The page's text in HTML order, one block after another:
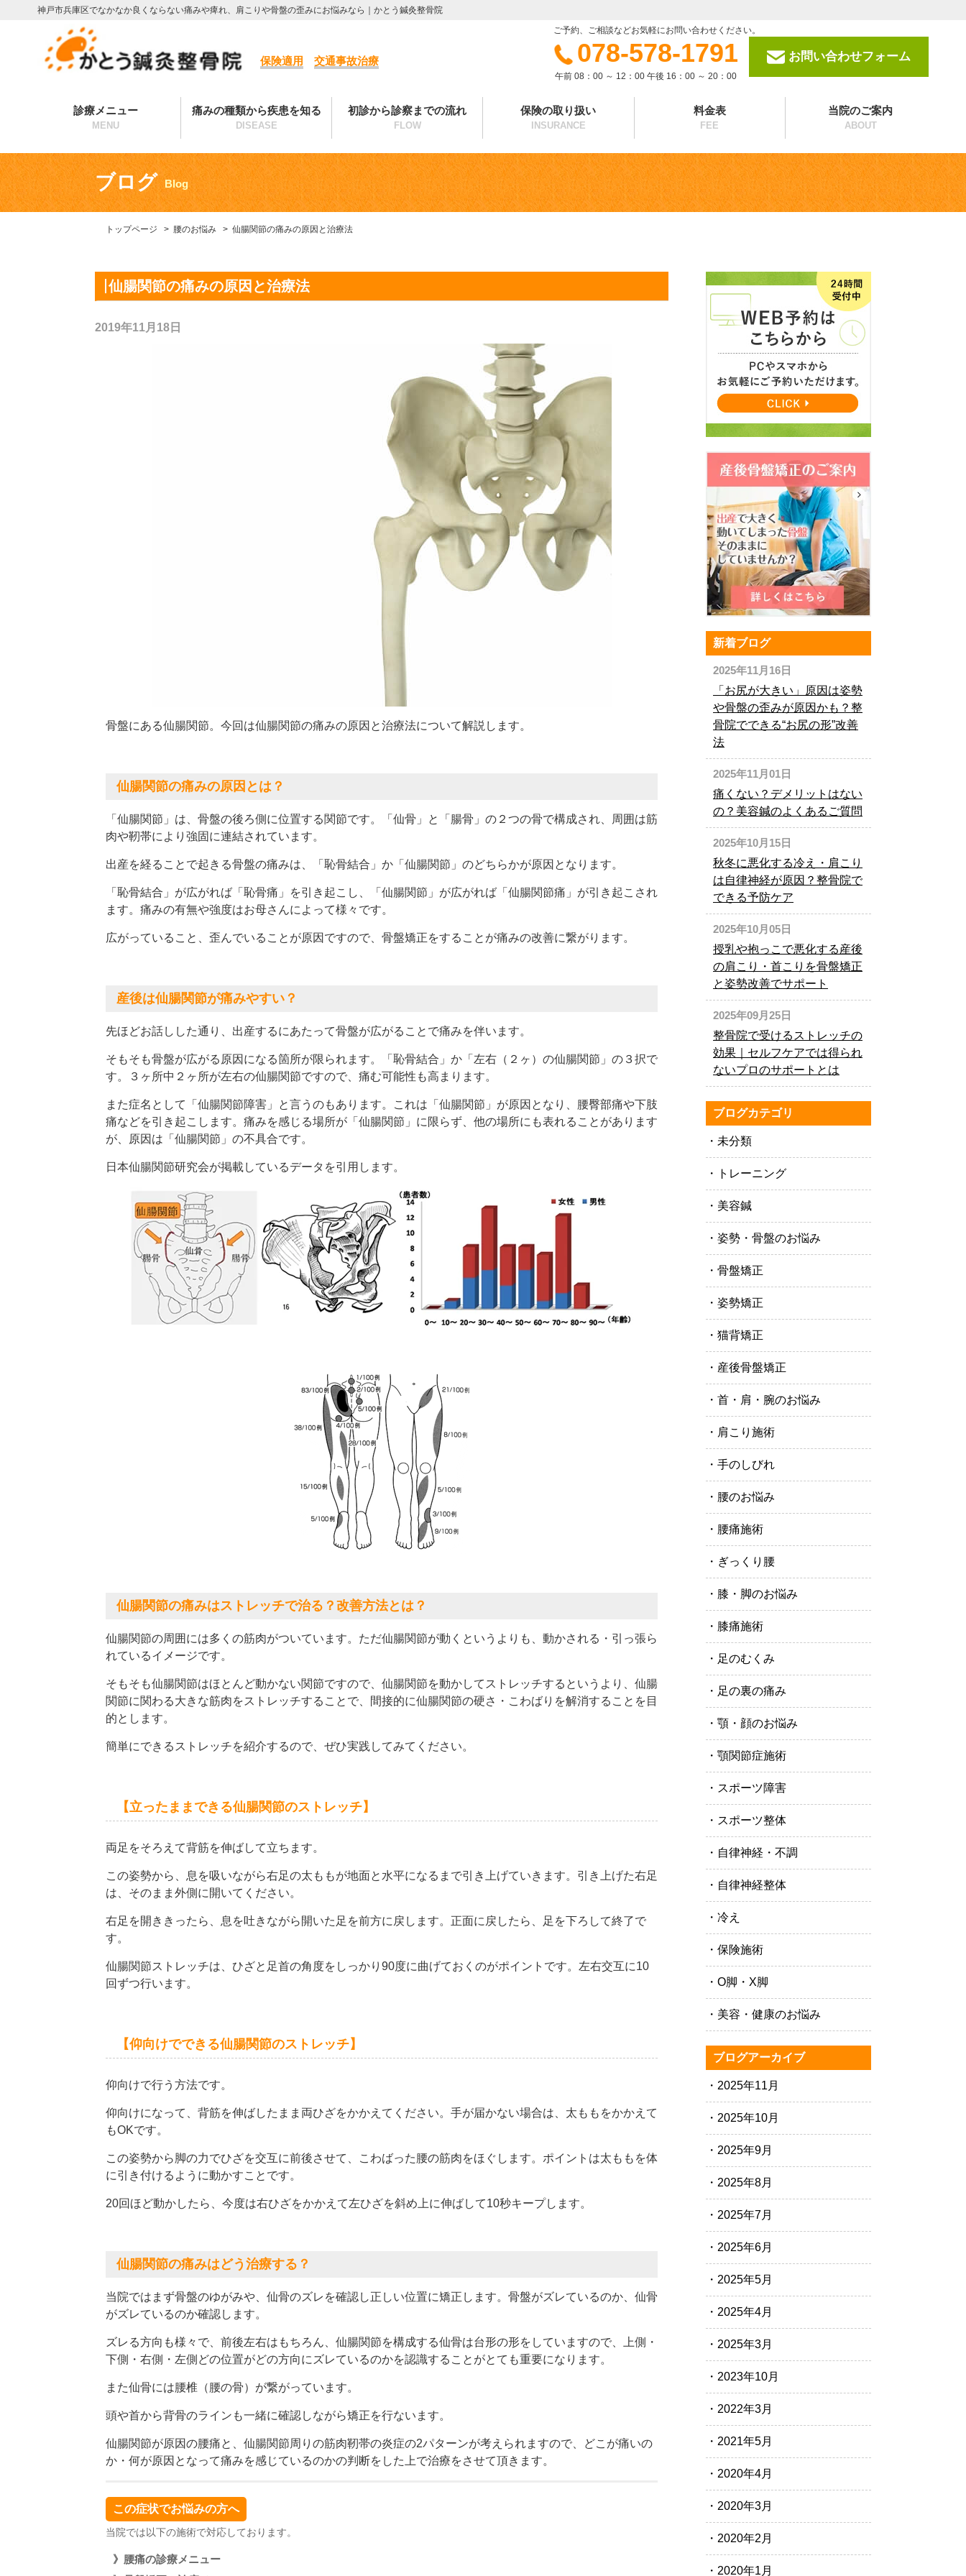
神戸市兵庫区でなかなか良くならない痛みや痺れ、肩こりや骨盤の歪みにお悩みなら｜かとう鍼灸整骨院
保険適用 交通事故治療
ご予約、ご相談などお気軽にお問い合わせください。
078-578-1791
午前 08：00 ～ 12：00 午後 16：00 ～ 20：00
お問い合わせフォーム
診療メニュー
MENU
痛みの種類から疾患を知る
DISEASE
初診から診察までの流れ
FLOW
保険の取り扱い
INSURANCE
料金表
FEE
当院のご案内
ABOUT
ブログ Blog
トップページ 腰のお悩み 仙腸関節の痛みの原因と治療法
仙腸関節の痛みの原因と治療法
2019年11月18日
骨盤にある仙腸関節。今回は仙腸関節の痛みの原因と治療法について解説します。
仙腸関節の痛みの原因とは？
「仙腸関節」は、骨盤の後ろ側に位置する関節です。「仙骨」と「腸骨」の２つの骨で構成され、周囲は筋
肉や靭帯により強固に連結されています。
出産を経ることで起きる骨盤の痛みは、「恥骨結合」か「仙腸関節」のどちらかが原因となります。
「恥骨結合」が広がれば「恥骨痛」を引き起こし、「仙腸関節」が広がれば「仙腸関節痛」が引き起こされ
ます。痛みの有無や強度はお母さんによって様々です。
広がっていること、歪んでいることが原因ですので、骨盤矯正をすることが痛みの改善に繋がります。
産後は仙腸関節が痛みやすい？
先ほどお話しした通り、出産するにあたって骨盤が広がることで痛みを伴います。
そもそも骨盤が広がる原因になる箇所が限られます。「恥骨結合」か「左右（２ヶ）の仙腸関節」の３択で
す。３ヶ所中２ヶ所が左右の仙腸関節ですので、痛む可能性も高まります。
また症名として「仙腸関節障害」と言うのもあります。これは「仙腸関節」が原因となり、腰臀部痛や下肢
痛などを引き起こします。痛みを感じる場所が「仙腸関節」に限らず、他の場所にも表れることがあります
が、原因は「仙腸関節」の不具合です。
日本仙腸関節研究会が掲載しているデータを引用します。
仙腸関節の痛みはストレッチで治る？改善方法とは？
仙腸関節の周囲には多くの筋肉がついています。ただ仙腸関節が動くというよりも、動かされる・引っ張ら
れているイメージです。
そもそも仙腸関節はほとんど動かない関節ですので、仙腸関節を動かしてストレッチするというより、仙腸
関節に関わる大きな筋肉をストレッチすることで、間接的に仙腸関節の硬さ・こわばりを解消することを目
的とします。
簡単にできるストレッチを紹介するので、ぜひ実践してみてください。
【立ったままできる仙腸関節のストレッチ】
両足をそろえて背筋を伸ばして立ちます。
この姿勢から、息を吸いながら右足の太ももが地面と水平になるまで引き上げていきます。引き上げた右足
は、そのまま外側に開いてください。
右足を開ききったら、息を吐きながら開いた足を前方に戻します。正面に戻したら、足を下ろして終了で
す。
仙腸関節ストレッチは、ひざと足首の角度をしっかり 90度に曲げておくのがポイントです。左右交互に10
回ずつ行います。
【仰向けでできる仙腸関節のストレッチ】
仰向けで行う方法です。
仰向けになって、背筋を伸ばしたまま両ひざをかかえてください。手が届かない場合は、太ももをかかえて
もOKです。
この姿勢から脚の力でひざを交互に前後させて、こわばった腰の筋肉をほぐします。ポイントは太ももを体
に引き付けるように動かすことです。
20回ほど動かしたら、今度は右ひざをかかえて左ひざを斜め上に伸ばして10秒キープします。
仙腸関節の痛みはどう治療する？
当院ではまず骨盤のゆがみや、仙骨のズレを確認し正しい位置に矯正します。骨盤がズレているのか、仙骨
がズレているのか確認します。
ズレる方向も様々で、前後左右はもちろん、仙腸関節を構成する仙骨は台形の形をしていますので、上側・
下側・右側・左側どの位置がどの方向にズレているのかを認識することがとても重要になります。
また仙骨には腰椎（腰の骨）が繋がっています。
頭や首から背骨のラインも一緒に確認しながら矯正を行ないます。
仙腸関節が原因の腰痛と、仙腸関節周りの筋肉靭帯の炎症の2パターンが考えられますので、どこが痛いの
か・何が原因となって痛みを感じているのかの判断をした上で治療をさせて頂きます。
この症状でお悩みの方へ
当院では以下の施術で対応しております。
》腰痛の診療メニュー
新着ブログ
2025年11月16日
「お尻が大きい」原因は姿勢
や骨盤の歪みが原因かも？整
骨院でできる“お尻の形”改善
法
2025年11月01日
痛くない？デメリットはない
の？美容鍼のよくあるご質問
2025年10月15日
秋冬に悪化する冷え・肩こり
は自律神経が原因？整骨院で
できる予防ケア
2025年10月05日
授乳や抱っこで悪化する産後
の肩こり・首こりを骨盤矯正
と姿勢改善でサポート
2025年09月25日
整骨院で受けるストレッチの
効果｜セルフケアでは得られ
ないプロのサポートとは
ブログカテゴリ
未分類
トレーニング
美容鍼
姿勢・骨盤のお悩み
骨盤矯正
姿勢矯正
猫背矯正
産後骨盤矯正
首・肩・腕のお悩み
肩こり施術
手のしびれ
腰のお悩み
腰痛施術
ぎっくり腰
膝・脚のお悩み
膝痛施術
足のむくみ
足の裏の痛み
顎・顔のお悩み
顎関節症施術
スポーツ障害
スポーツ整体
自律神経・不調
自律神経整体
冷え
保険施術
O脚・X脚
美容・健康のお悩み
ブログアーカイブ
2025年11月
2025年10月
2025年9月
2025年8月
2025年7月
2025年6月
2025年5月
2025年4月
2025年3月
2023年10月
2022年3月
2021年5月
2020年4月
2020年3月
2020年2月
2020年1月